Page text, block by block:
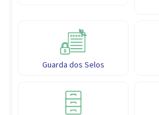
Guarda dos Selos